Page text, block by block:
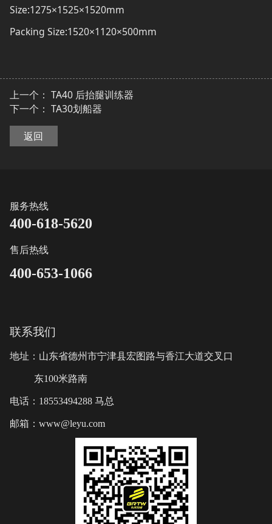
Size:1275×1525×1520mm
Packing Size:1520×1120×500mm
上一个： TA40 后抬腿训练器
下一个： TA30划船器
返回
服务热线
400-618-5620
售后热线
400-653-1066
联系我们
地址：山东省德州市宁津县宏图路与香江大道交叉口
东100米路南
电话：18553494288 马总
邮箱：www@leyu.com